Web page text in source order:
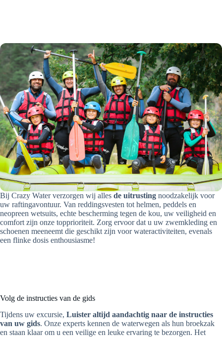
Bij Crazy Water verzorgen wij alles de uitrusting noodzakelijk voor
uw raftingavontuur. Van reddingsvesten tot helmen, peddels en
neopreen wetsuits, echte bescherming tegen de kou, uw veiligheid en
comfort zijn onze topprioriteit. Zorg ervoor dat u uw zwemkleding en
schoenen meeneemt die geschikt zijn voor wateractiviteiten, evenals
een flinke dosis enthousiasme!
Volg de instructies van de gids
Tijdens uw excursie, Luister altijd aandachtig naar de instructies
van uw gids. Onze experts kennen de waterwegen als hun broekzak
en staan klaar om u een veilige en leuke ervaring te bezorgen. Het